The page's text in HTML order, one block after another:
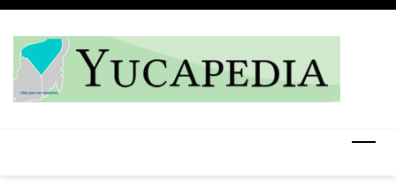
Skip
content